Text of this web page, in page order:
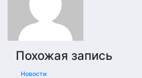
Похожая запись
Новости